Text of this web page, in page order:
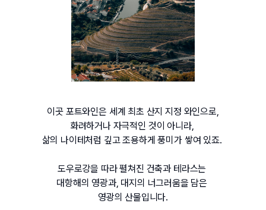
이곳 포트와인은 세계 최초 산지 지정 와인으로,
화려하거나 자극적인 것이 아니라,
삶의 나이테처럼 깊고 조용하게 풍미가 쌓여 있죠.
도우로강을 따라 펼쳐진 건축과 테라스는
대항해의 영광과, 대지의 너그러움을 담은
영광의 산물입니다.